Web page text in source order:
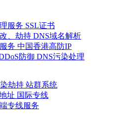
服务 SSL证书
、劫持 DNS域名解析
务 中国香港高防IP
防御 DNS污染处理
劫持 站群系统
址 国际专线
专线服务